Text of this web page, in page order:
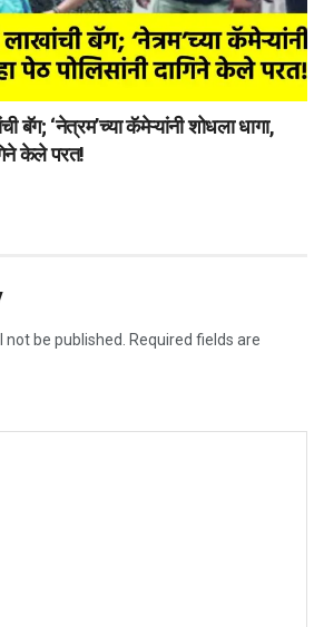
बॅग; ‘नेत्रम’च्या कॅमेऱ्यांनी शोधला धागा,
केले परत!
not be published. Required fields are